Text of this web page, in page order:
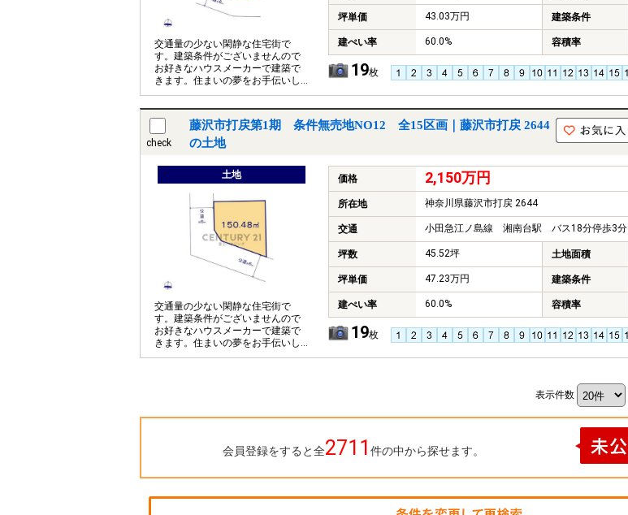
交通量の少ない閑静な住宅街で
す。建築条件がございませんので
お好きなハウスメーカーで建築で
きます。住まいの夢をお手伝いし
ます。
坪単価 43.03万円 建築条件
建ぺい率 60.0% 容積率
19枚
check
藤沢市打戻第1期 条件無売地NO12 全15区画｜藤沢市打戻 2644
の土地
土地
交通量の少ない閑静な住宅街で
す。建築条件がございませんので
お好きなハウスメーカーで建築で
きます。住まいの夢をお手伝いし
ます。
価格 2,150万円
所在地 神奈川県藤沢市打戻 2644
交通 小田急江ノ島線 湘南台駅 バス18分停歩3分
坪数 45.52坪 土地面積
坪単価 47.23万円 建築条件
建ぺい率 60.0% 容積率
19枚
表示件数
会員登録をすると全2711 件の中から探せます。